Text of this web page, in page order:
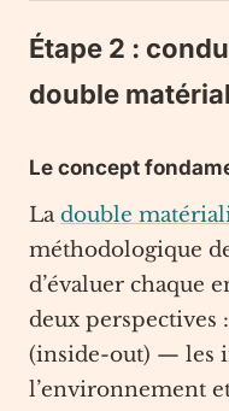
Étape 2 :
double
Le concept
Ladouble
méthodologique
d’évaluer chaque
deux perspectives
(inside-out) — les
l’environnement